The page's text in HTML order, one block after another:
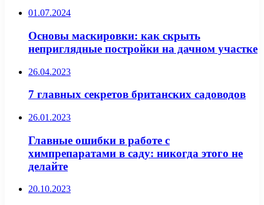
01.07.2024
Основы маскировки: как скрыть
неприглядные постройки на дачном участке
26.04.2023
7 главных секретов британских садоводов
26.01.2023
Главные ошибки в работе с
химпрепаратами в саду: никогда этого не
делайте
20.10.2023